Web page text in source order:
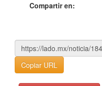
Compartir en:
Copiar URL